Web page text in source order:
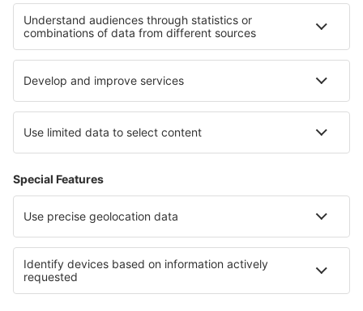
Hotels in Tasmanien Hotels an der Gold Coast
Hotels in Sonnenscheinküste Hotels an der Nordseeküste
Hotels auf Hvar Hotels in Sofia (city)
Hotels auf Sao Miguel Hotels an der Riviera Maya